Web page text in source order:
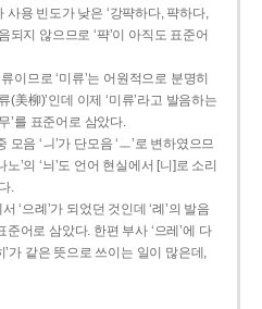
사용 빈도가 낮은 ‘강퍅하다, 퍅하다,
되지 않으므로 ‘퍅’이 아직도 표준어
이므로 ‘미류’는 어원적으로 분명히
(美柳)’인데 이제 ‘미류’라고 발음하는
’를 표준어로 삼았다.
모음 ‘ㅢ’가 단모음 ‘ㅡ’로 변하였으므
’의 ‘늬’도 언어 현실에서 [니]로 소리
.
‘으례’가 되었던 것인데 ‘례’의 발음
준어로 삼았다. 한편 부사 ‘으레’에 다
’가 같은 뜻으로 쓰이는 일이 많은데,